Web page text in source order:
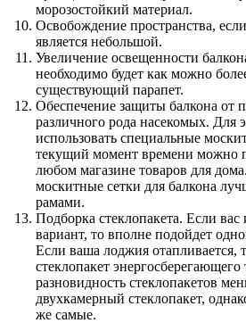
морозостойкий материал.
Освобождение пространства,
является небольшой.
Увеличение освещенности
необходимо будет как можно
существующий парапет.
Обеспечение защиты балкона от
различного рода насекомых. Для
использовать специальные
текущий момент времени можно
любом магазине товаров для
москитные сетки для балкона
рамами.
Подборка стеклопакета. Если вас
вариант, то вполне подойдет
Если ваша лоджия отапливается,
стеклопакет
разновидность стеклопакетов
двухкамерный стеклопакет,
же самые.